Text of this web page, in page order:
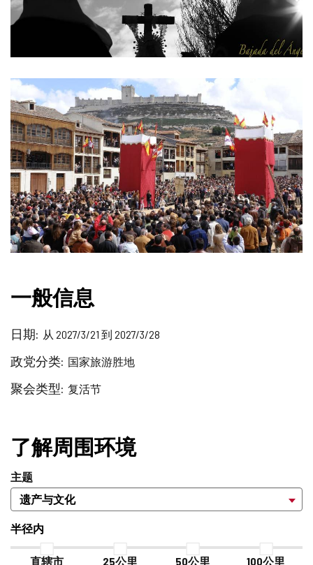
一般信息
日期 从 2027/3/21 到 2027/3/28
政党分类 国家旅游胜地
聚会类型 复活节
了解周围环境
主题
半径内
直辖市 25公里 50公里 100公里